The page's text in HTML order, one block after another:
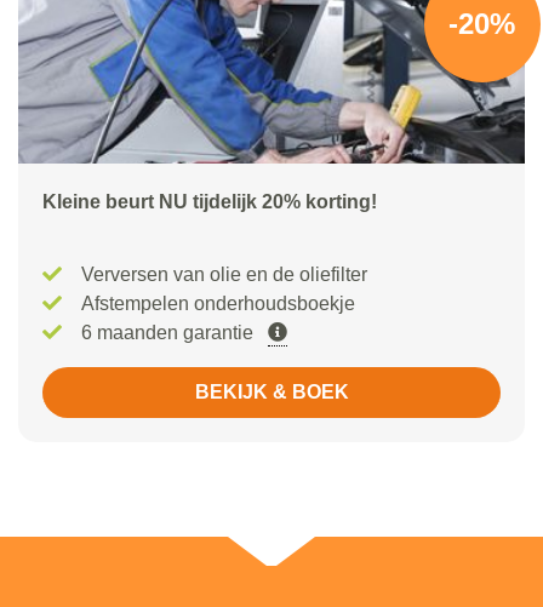
-20%
Kleine beurt NU tijdelijk 20% korting!
Verversen van olie en de oliefilter
Afstempelen onderhoudsboekje
6 maanden garantie
BEKIJK & BOEK